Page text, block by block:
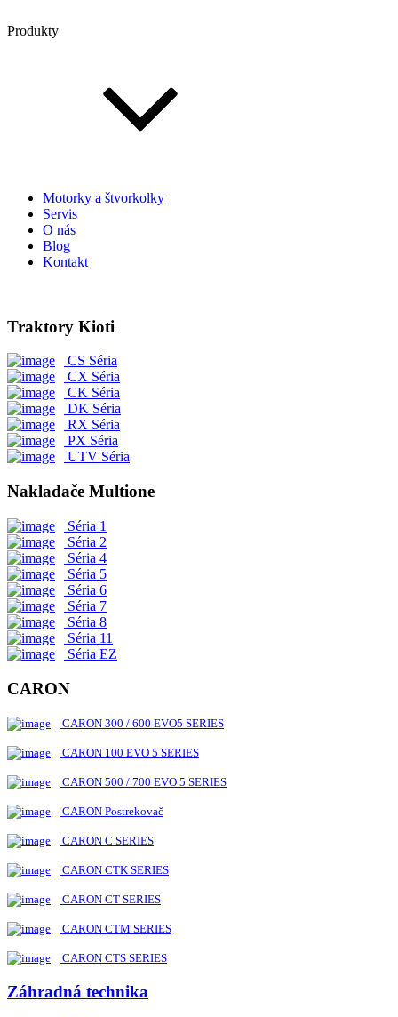
Produkty
Motorky a štvorkolky
Servis
O nás
Blog
Kontakt
Traktory Kioti
CS Séria
CX Séria
CK Séria
DK Séria
RX Séria
PX Séria
UTV Séria
Nakladače Multione
Séria 1
Séria 2
Séria 4
Séria 5
Séria 6
Séria 7
Séria 8
Séria 11
Séria EZ
CARON
CARON 300 / 600 EVO5 SERIES
CARON 100 EVO 5 SERIES
CARON 500 / 700 EVO 5 SERIES
CARON Postrekovač
CARON C SERIES
CARON CTK SERIES
CARON CT SERIES
CARON CTM SERIES
CARON CTS SERIES
Záhradná technika